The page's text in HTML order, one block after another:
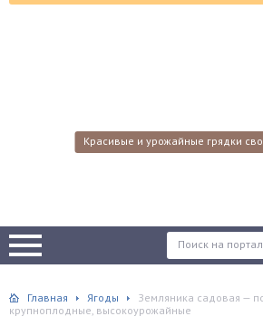
Красивые и урожайные грядки
Главная Ягоды
Земляника садовая —
крупноплодные, высокоурожайные